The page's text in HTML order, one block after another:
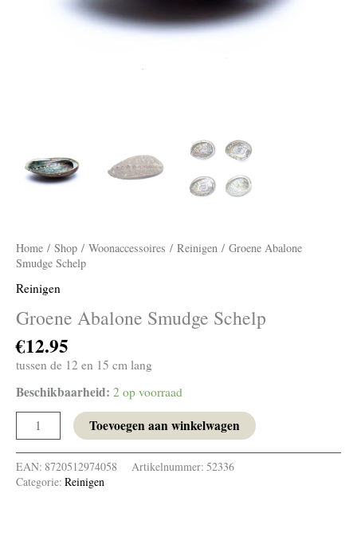
Home / Shop / Woonaccessoires / Reinigen / Groene Abalone
Smudge Schelp
Reinigen
Groene Abalone Smudge Schelp
€12.95
tussen de 12 en 15 cm lang
Beschikbaarheid: 2 op voorraad
Toevoegen aan winkelwagen
EAN: 8720512974058 Artikelnummer: 52336
Categorie: Reinigen